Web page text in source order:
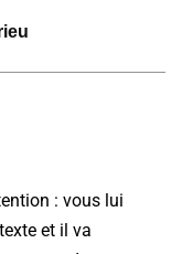
: vous lui
et il va